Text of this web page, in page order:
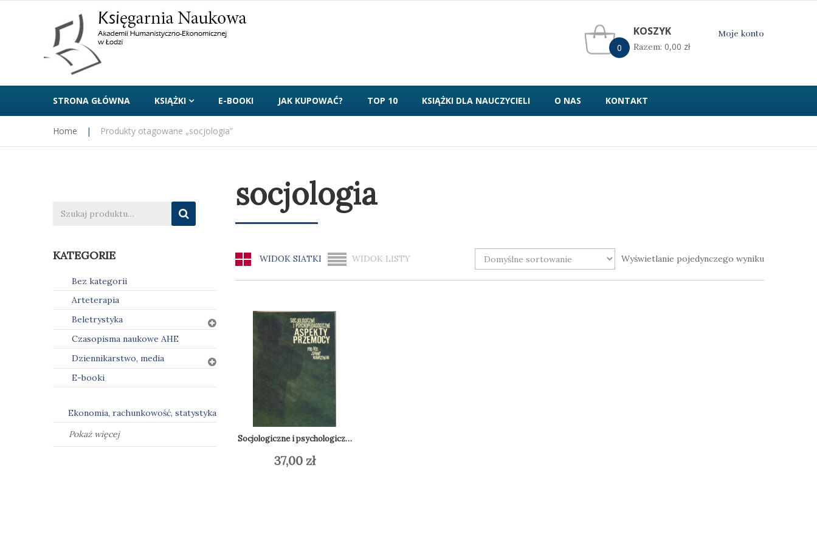
KOSZYK
0 Razem: 0,00 zł
Moje konto
STRONA GŁÓWNA KSIĄŻKI E-BOOKI JAK KUPOWAĆ? TOP 10 KSIĄŻKI DLA NAUCZYCIELI O NAS KONTAKT
Home | Produkty otagowane „socjologia”
socjologia
WIDOK SIATKI WIDOK LISTY Wyświetlanie pojedynczego wyniku
Socjologiczne i psychologiczne aspekty przemocy
37,00 zł
Dodaj do koszyka
KATEGORIE
Bez kategorii
Arteterapia
Beletrystyka
Czasopisma naukowe AHE
Dziennikarstwo, media
E-booki
Ekonomia, rachunkowość, statystyka
Pokaż więcej